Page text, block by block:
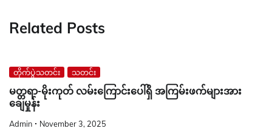
Related Posts
တိုက်ပွဲသတင်း သတင်း
မတ္တရာ-မိုးကုတ် လမ်းကြောင်းပေါ်ရှိ အကြမ်းဖက်များအား
ချေမှုန်း
Admin November 3, 2025